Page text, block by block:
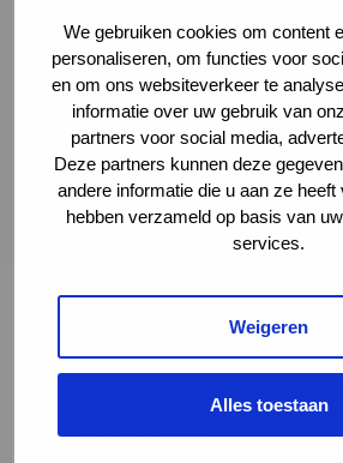
We gebruiken cookies om content
personaliseren, om functies voor
en om ons websiteverkeer te
informatie over uw gebruik van
partners voor social media,
Deze partners kunnen deze
andere informatie die u aan ze
hebben verzameld op basis van
services.
Weigeren
Alles toestaan
Volledige omschrijving*
Starttijd*